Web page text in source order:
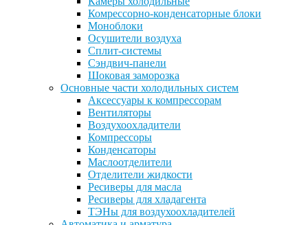
Комрессорно-конденсаторные блоки
Моноблоки
Осушители воздуха
Сплит-системы
Сэндвич-панели
Шоковая заморозка
Основные части холодильных систем
Аксессуары к компрессорам
Вентиляторы
Воздухоохладители
Компрессоры
Конденсаторы
Маслоотделители
Отделители жидкости
Ресиверы для масла
Ресиверы для хладагента
ТЭНы для воздухоохладителей